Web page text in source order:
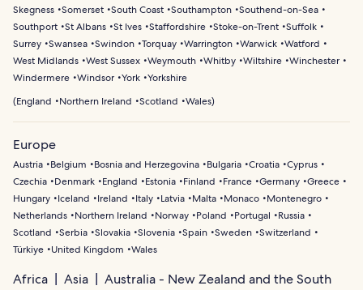
Skegness Somerset South Coast Southampton Southend-on-Sea
Southport St Albans St Ives Staffordshire Stoke-on-Trent Suffolk
Surrey Swansea Swindon Torquay Warrington Warwick Watford
West Midlands West Sussex Weymouth Whitby Wiltshire Winchester
Windermere Windsor York Yorkshire
(England Northern Ireland Scotland Wales)
Europe
Austria Belgium Bosnia and Herzegovina Bulgaria Croatia Cyprus
Czechia
Denmark England Estonia Finland France Germany Greece
Hungary
Iceland Ireland Italy Latvia Malta Monaco
Montenegro
Netherlands
Northern Ireland Norway Poland Portugal
Russia
Scotland
Serbia Slovakia Slovenia Spain Sweden Switzerland
Türkiye
United Kingdom Wales
Africa Asia
Australia - New Zealand and the South